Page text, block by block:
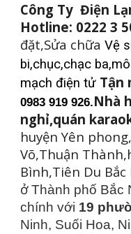
Công Ty Điện
Hotline: 0222 3
đặt,Sửa chữaVệ
bi,chục,chạc
mạch điện tử Tận
0983 919 926.Nhà
nghỉ,quán
huyện Yên
Võ,Thuận
Bình,Tiên Du
ởThành phố Bắc
chính với 19
Ninh, Suối Hoa,